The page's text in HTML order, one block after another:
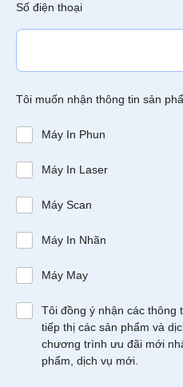
Số điện thoại
Tôi muốn nhận thông tin sản
Máy In Phun
Máy In Laser
Máy Scan
Máy In Nhãn
Máy May
Tôi đồng ý nhận các thông
tiếp thị các sản phẩm và
chương trình ưu đãi mới
phẩm, dịch vụ mới.